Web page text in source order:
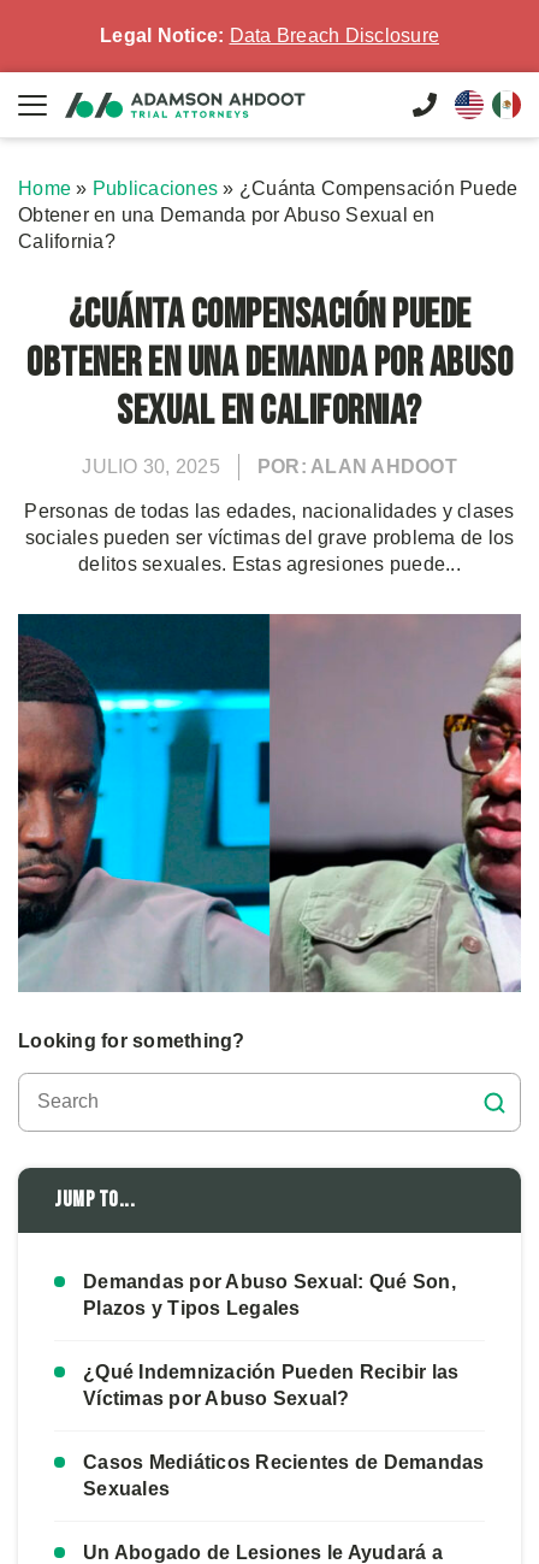
Legal Notice: Data Breach Disclosure
Home » Publicaciones » ¿Cuánta Compensación Puede
Obtener en una Demanda por Abuso Sexual en
California?
¿Cuánta Compensación Puede
Obtener en una Demanda por Abuso
Sexual en California?
JULIO 30, 2025 POR: ALAN AHDOOT
Personas de todas las edades, nacionalidades y clases
sociales pueden ser víctimas del grave problema de los
delitos sexuales. Estas agresiones puede...
Looking for something?
Jump to...
Demandas por Abuso Sexual: Qué Son,
Plazos y Tipos Legales
¿Qué Indemnización Pueden Recibir las
Víctimas por Abuso Sexual?
Casos Mediáticos Recientes de Demandas
Sexuales
Un Abogado de Lesiones le Ayudará a